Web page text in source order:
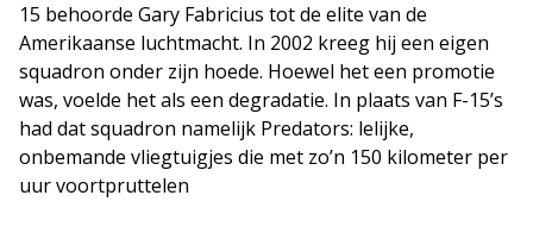
15 behoorde Gary Fabricius tot de elite van de
Amerikaanse luchtmacht. In 2002 kreeg hij een eigen
squadron onder zijn hoede. Hoewel het een promotie
was, voelde het als een degradatie. In plaats van F-15’s
had dat squadron namelijk Predators: lelijke,
onbemande vliegtuigjes die met zo’n 150 kilometer per
uur voortpruttelen